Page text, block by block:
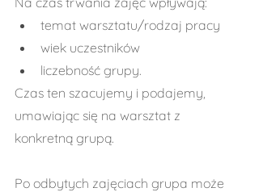
temat warsztatu/rodzaj pracy
wiek uczestników
liczebność grupy.
Czas ten szacujemy i podajemy,
umawiając się na warsztat z
konkretną grupą.
Po odbytych zajęciach grupa może